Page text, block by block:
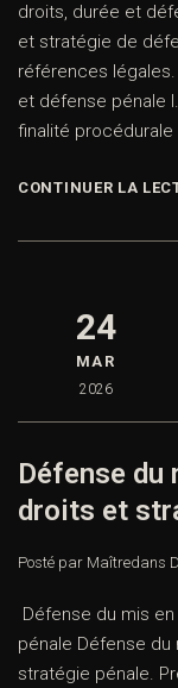
droits, durée et
et stratégie de
références
et défense pénale
finalité procédurale
CONTINUER LA
24
MAR
2026
Défense du
droits et
Posté par Maîtredans
Défense du mis
pénale Défense
stratégie pénale.